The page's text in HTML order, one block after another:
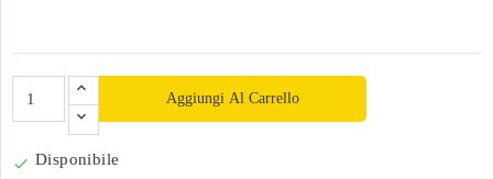
Aggiungi Al Carrello
 Disponibile